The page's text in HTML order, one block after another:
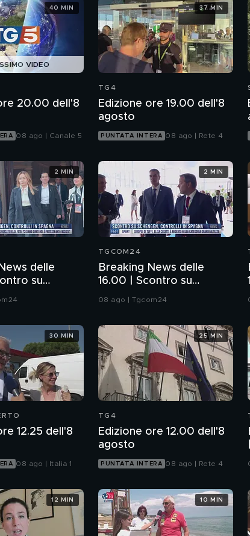
VIDEO
20.00 dell'8
08 ago | Canale 5
40 MIN
TG4
Edizione ore 19.00 dell'8
agosto
PUNTATA INTERA 08 ago | Rete 4
37 MIN
delle
su
controlli in
2 MIN
TGCOM24
Breaking News delle
16.00 | Scontro su
Schengen, controlli in
08 ago | Tgcom24
2 MIN
12.25 dell'8
08 ago | Italia 1
30 MIN
TG4
Edizione ore 12.00 dell'8
agosto
PUNTATA INTERA 08 ago | Rete 4
25 MIN
12 MIN 10 MIN